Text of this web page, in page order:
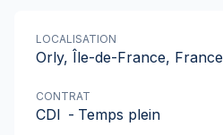
LOCALISATION
Orly, Île-de-France, France
CONTRAT
CDI - Temps plein